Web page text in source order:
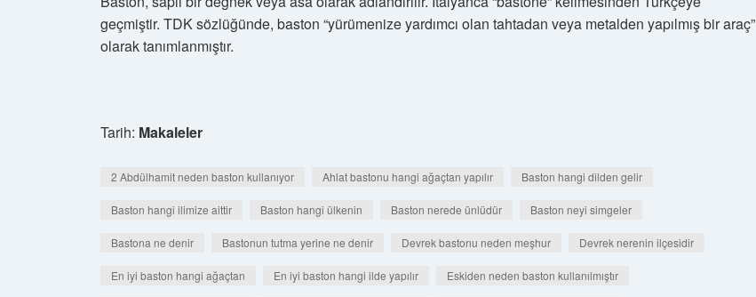
geçmiştir. TDK sözlüğünde, baston “yürümenize yardımcı olan tahtadan veya metalden yapılmış bir araç”
olarak tanımlanmıştır.
Tarih: Makaleler
2 Abdülhamit neden baston kullanıyor Ahlat bastonu hangi ağaçtan yapılır Baston hangi dilden gelir
Baston hangi ilimize aittir Baston hangi ülkenin Baston nerede ünlüdür Baston neyi simgeler
Bastona ne denir Bastonun tutma yerine ne denir Devrek bastonu neden meşhur Devrek nerenin ilçesidir
En iyi baston hangi ağaçtan En iyi baston hangi ilde yapılır Eskiden neden baston kullanılmıştır